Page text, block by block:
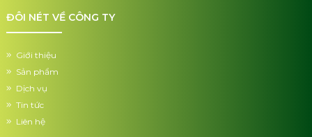
ĐÔI NÉT VỀ CÔNG TY
Giới thiệu
Sản phẩm
Dịch vụ
Tin tức
Liên hệ